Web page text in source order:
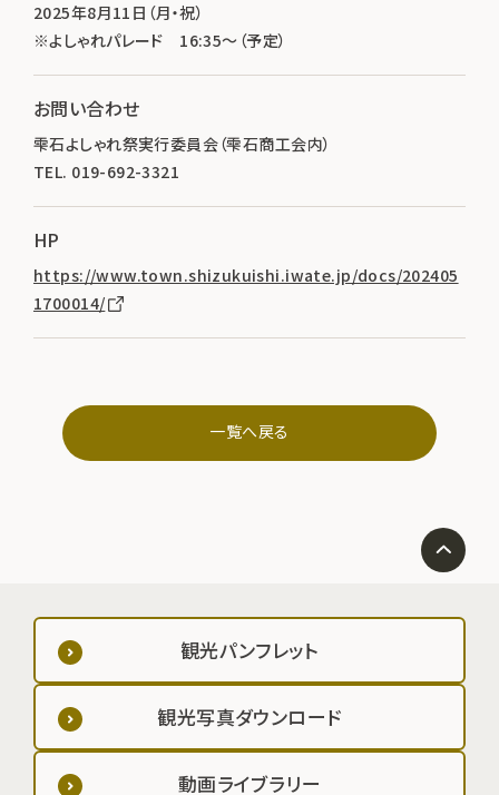
2025年8月11日（月・祝）
※よしゃれパレード 16:35～（予定）
お問い合わせ
雫石よしゃれ祭実行委員会（雫石商工会内）
TEL. 019-692-3321
HP
https://www.town.shizukuishi.iwate.jp/docs/202405
1700014/
一覧へ戻る
観光パンフレット
観光写真ダウンロード
動画ライブラリー